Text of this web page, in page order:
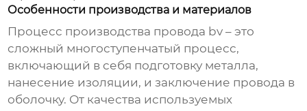
Особенности производства и материалов
Процесс производства провода bv – это
сложный многоступенчатый процесс,
включающий в себя подготовку металла,
нанесение изоляции, и заключение провода в
оболочку. От качества используемых